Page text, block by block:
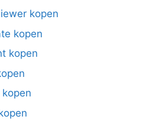
kopen
kopen
kopen